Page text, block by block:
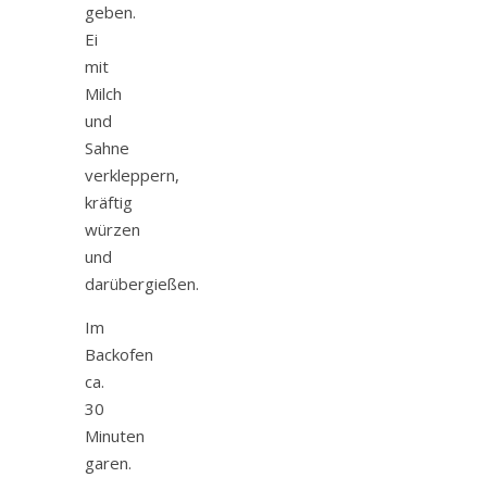
geben.
Ei
mit
Milch
und
Sahne
verkleppern,
kräftig
würzen
und
darübergießen.
Im
Backofen
ca.
30
Minuten
garen.